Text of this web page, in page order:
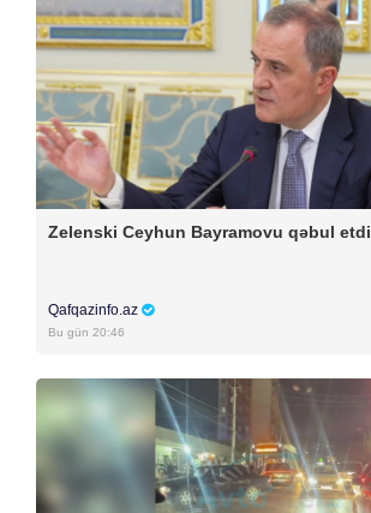
Zelenski Ceyhun Bayramovu qəbul etdi
Qafqazinfo.az
Bu gün 20:46